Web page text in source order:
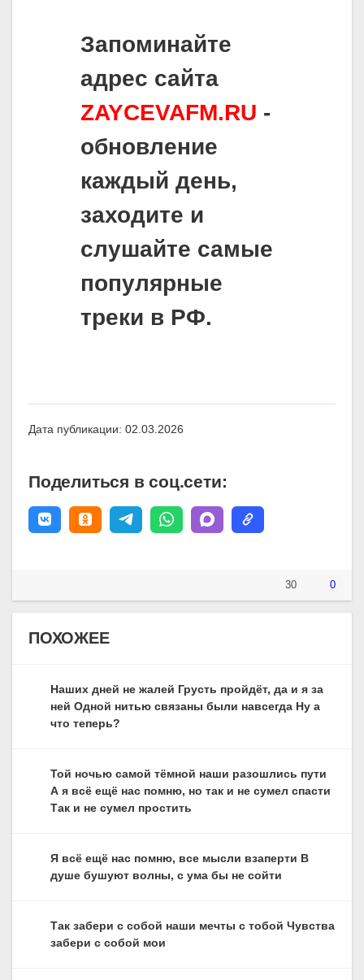
Запоминайте
адрес сайта
ZAYCEVAFM.RU -
обновление
каждый день,
заходите и
слушайте самые
популярные
треки в РФ.
Дата публикации: 02.03.2026
Поделиться в соц.сети:
30 0
ПОХОЖЕЕ
Наших дней не жалей Грусть пройдёт, да и я за
ней Одной нитью связаны были навсегда Ну а
что теперь?
Той ночью самой тёмной наши разошлись пути
А я всё ещё нас помню, но так и не сумел спасти
Так и не сумел простить
Я всё ещё нас помню, все мысли взаперти В
душе бушуют волны, с ума бы не сойти
Так забери с собой наши мечты с тобой Чувства
забери с собой мои